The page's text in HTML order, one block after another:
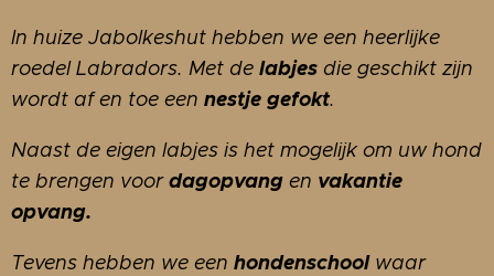
In huize Jabolkeshut hebben we een heerlijke
roedel Labradors. Met de labjes die geschikt zijn
wordt af en toe een nestje gefokt.
Naast de eigen labjes is het mogelijk om uw hond
te brengen voordagopvang en vakantie
opvang.
Tevens hebben we een hondenschool waar